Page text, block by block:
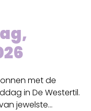
met de
in De Westertil.
jewelste...